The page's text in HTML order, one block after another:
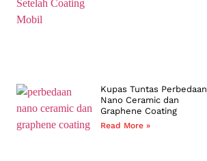
Kupas Tuntas Perbedaan
Nano Ceramic dan
Graphene Coating
Read More »